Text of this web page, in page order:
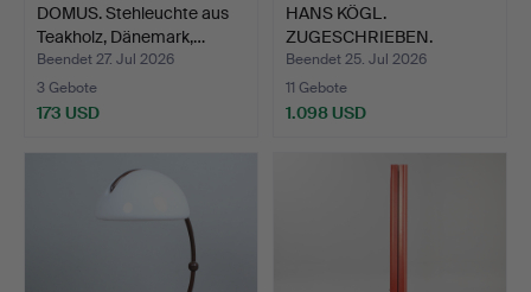
DOMUS. Stehleuchte aus
Teakholz, Dänemark,…
Beendet 27. Jul 2026
3 Gebote
173 USD
HANS KÖGL.
ZUGESCHRIEBEN.
Stehlampe/Stehle…
Beendet 25. Jul 2026
11 Gebote
1.098 USD